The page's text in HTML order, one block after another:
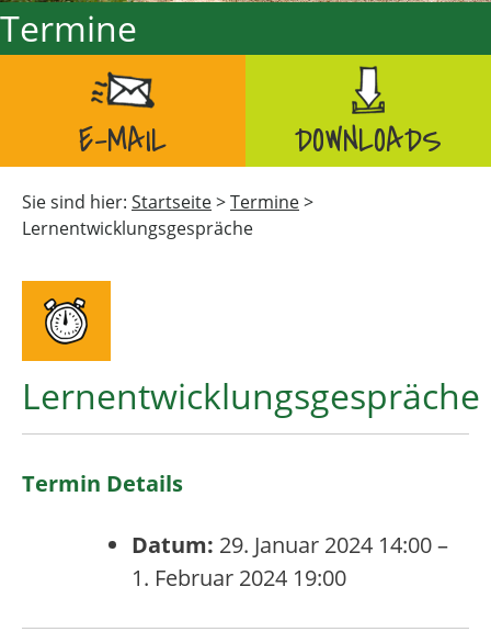
Termine
E-MAIL DOWNLOADS
Sie sind hier: Startseite>Termine>
Lernentwicklungsgespräche
Lernentwicklungsgespräche
Termin Details
Datum: 29. Januar 2024 14:00–
1. Februar 2024 19:00